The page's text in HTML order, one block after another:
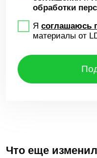
обращаются к
КриптоПро. Они
требованиями ФСБ и
Да, нововведений в
в 2026 году много, а
каждого требования